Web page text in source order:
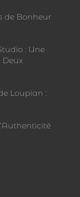
de Bonheur
: Une
Deux
Loupian :